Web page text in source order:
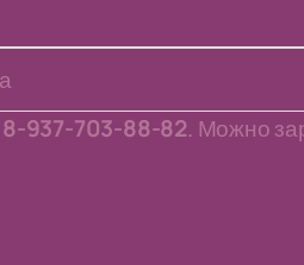
8-937-703-88-82. Можно